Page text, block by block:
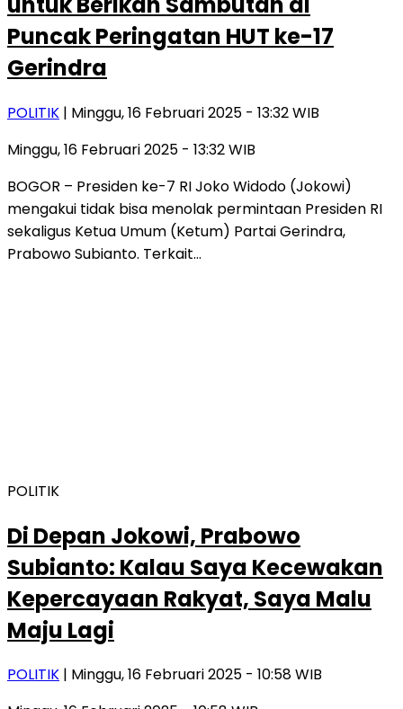
Puncak Peringatan HUT ke-17
Gerindra
POLITIK | Minggu, 16 Februari 2025 - 13:32 WIB
Minggu, 16 Februari 2025 - 13:32 WIB
BOGOR – Presiden ke-7 RI Joko Widodo (Jokowi)
mengakui tidak bisa menolak permintaan Presiden RI
sekaligus Ketua Umum (Ketum) Partai Gerindra,
Prabowo Subianto. Terkait…
POLITIK
Di Depan Jokowi, Prabowo
Subianto: Kalau Saya Kecewakan
Kepercayaan Rakyat, Saya Malu
Maju Lagi
POLITIK | Minggu, 16 Februari 2025 - 10:58 WIB